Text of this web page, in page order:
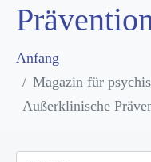
Anfang
Magazin für
Außerklinische